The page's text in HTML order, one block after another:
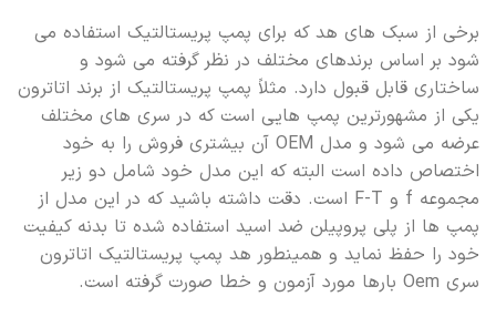
برخی از سبک های هد که برای پمپ پریستالتیک استفاده می
شود بر اساس برندهای مختلف در نظر گرفته می شود و
ساختاری قابل قبول دارد. مثلاً پمپ پریستالتیک از برند اتاترون
یکی از مشهورترین پمپ هایی است که در سری های مختلف
عرضه می شود و مدل OEM آن بیشتری فروش را به خود
اختصاص داده است البته که این مدل خود شامل دو زیر
مجموعه f و F-T است. دقت داشته باشید که در این مدل از
پمپ ها از پلی پروپیلن ضد اسید استفاده شده تا بدنه کیفیت
خود را حفظ نماید و همینطور هد پمپ پریستالتیک اتاترون
سری Oem بارها مورد آزمون و خطا صورت گرفته است.